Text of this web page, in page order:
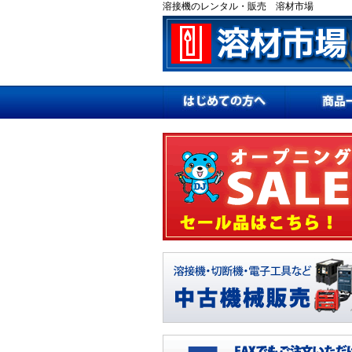
溶接機のレンタル・販売 溶材市場